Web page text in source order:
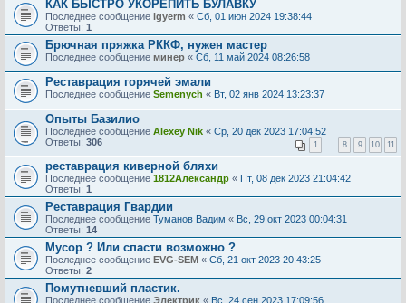
КАК БЫСТРО УКОРЕПИТЬ БУЛАВКУ
Последнее сообщение igyerm « Сб, 01 июн 2024 19:38:44
Ответы: 1
Брючная пряжка РККФ, нужен мастер
Последнее сообщение минер « Сб, 11 май 2024 08:26:58
Реставрация горячей эмали
Последнее сообщение Semenych « Вт, 02 янв 2024 13:23:37
Опыты Базилио
Последнее сообщение Alexey Nik « Ср, 20 дек 2023 17:04:52
Ответы: 306 1 … 8 9 10 11
реставрация киверной бляхи
Последнее сообщение 1812Александр « Пт, 08 дек 2023 21:04:42
Ответы: 1
Реставрация Гвардии
Последнее сообщение Туманов Вадим « Вс, 29 окт 2023 00:04:31
Ответы: 14
Мусор ? Или спасти возможно ?
Последнее сообщение EVG-SEM « Сб, 21 окт 2023 20:43:25
Ответы: 2
Помутневший пластик.
Последнее сообщение Электрик « Вс, 24 сен 2023 17:09:56